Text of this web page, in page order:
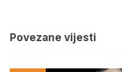
Povezane vijesti